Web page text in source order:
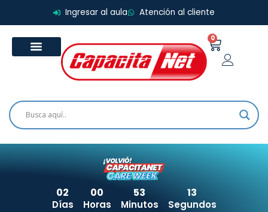
Ingresar al aula Atención al cliente
0
Carrito
02
Días
00
Horas
53
Minutos
13
Segundos